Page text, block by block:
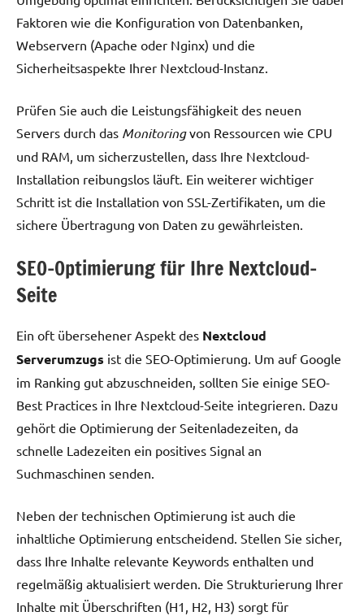
Faktoren wie die Konfiguration von Datenbanken,
Webservern (Apache oder Nginx) und die
Sicherheitsaspekte Ihrer Nextcloud-Instanz.
Prüfen Sie auch die Leistungsfähigkeit des neuen
Servers durch das Monitoringvon Ressourcen wie CPU
und RAM, um sicherzustellen, dass Ihre Nextcloud-
Installation reibungslos läuft. Ein weiterer wichtiger
Schritt ist die Installation von SSL-Zertifikaten, um die
sichere Übertragung von Daten zu gewährleisten.
SEO-Optimierung für Ihre Nextcloud-
Seite
Ein oft übersehener Aspekt des Nextcloud
Serverumzugs ist die SEO-Optimierung. Um auf Google
im Ranking gut abzuschneiden, sollten Sie einige SEO-
Best Practices in Ihre Nextcloud-Seite integrieren. Dazu
gehört die Optimierung der Seitenladezeiten, da
schnelle Ladezeiten ein positives Signal an
Suchmaschinen senden.
Neben der technischen Optimierung ist auch die
inhaltliche Optimierung entscheidend. Stellen Sie sicher,
dass Ihre Inhalte relevante Keywords enthalten und
regelmäßig aktualisiert werden. Die Strukturierung Ihrer
Inhalte mit Überschriften (H1, H2, H3) sorgt für